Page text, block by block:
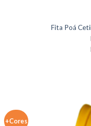
Fita Poá
+Cores